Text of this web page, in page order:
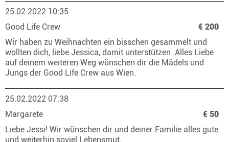
25.02.2022 10:35
Good Life Crew
€ 200
Wir haben zu Weihnachten ein bisschen gesammelt und
wollten dich, liebe Jessica, damit unterstützen. Alles Liebe
auf deinem weiteren Weg wünschen dir die Mädels und
Jungs der Good Life Crew aus Wien.
25.02.2022 07:38
Margarete
€ 50
Liebe Jessi! Wir wünschen dir und deiner Familie alles gute
und weiterhin soviel Lebensmut.